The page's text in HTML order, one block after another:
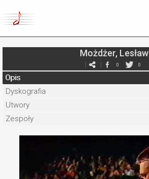
Możdżer, Lesław
0 0
Opis
Dyskografia
Utwory
Zespoły